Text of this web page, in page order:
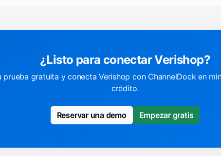
¿Listo para conectar Verishop?
prueba gratuita y conecta Verishop con ChannelDock en
crédito.
Reservar una demo Empezar gratis